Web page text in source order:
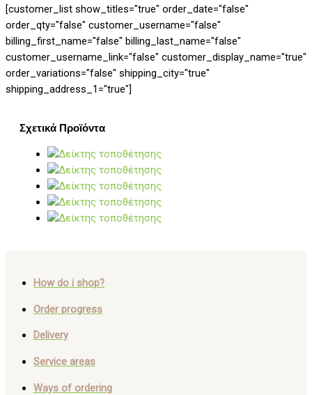
[customer_list show_titles="true" order_date="false"
order_qty="false" customer_username="false"
billing_first_name="false" billing_last_name="false"
customer_username_link="false" customer_display_name="true"
order_variations="false" shipping_city="true"
shipping_address_1="true"]
Σχετικά Προϊόντα
How do i shop?
Order progress
Delivery
Service areas
Ways of ordering